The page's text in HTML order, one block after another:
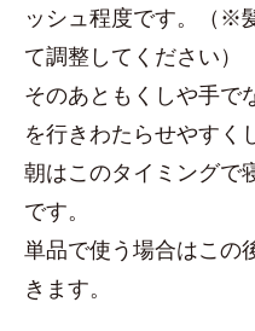
ッシュ程度です。（※
て調整してください）
そのあともくしや手で
を行きわたらせやすく
朝はこのタイミングで
です。
単品で使う場合はこの
きます。